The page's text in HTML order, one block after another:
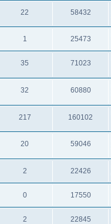
22 58432
1 25473
35 71023
32 60880
217 160102
20 59046
2 22426
0 17550
2 22845